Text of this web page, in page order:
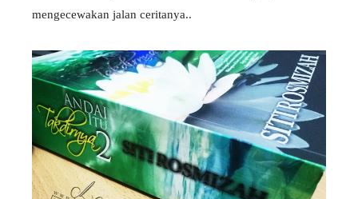
mengecewakan jalan ceritanya..